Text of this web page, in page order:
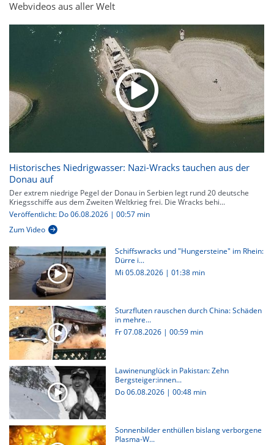
Webvideos aus aller Welt
Historisches Niedrigwasser: Nazi-Wracks tauchen aus der
Donau auf
Der extrem niedrige Pegel der Donau in Serbien legt rund 20 deutsche
Kriegsschiffe aus dem Zweiten Weltkrieg frei. Die Wracks behi...
Veröffentlicht: Do 06.08.2026 | 00:57 min
Zum Video
Schiffswracks und "Hungersteine" im Rhein:
Dürre i...
Mi 05.08.2026 | 01:38 min
Sturzfluten rauschen durch China: Schäden
in mehre...
Fr 07.08.2026 | 00:59 min
Lawinenunglück in Pakistan: Zehn
Bergsteiger:innen...
Do 06.08.2026 | 00:48 min
Sonnenbilder enthüllen bislang verborgene
Plasma-W...